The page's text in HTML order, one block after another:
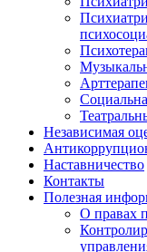
Независимая
Наставничество
Контакты
Полезная
О правах